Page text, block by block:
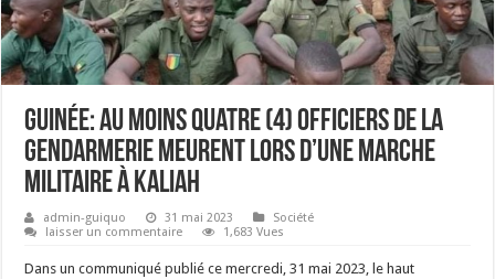
Guinée: Au moins quatre (4) officiers de la
gendarmerie meurent lors d’une marche
militaire à Kaliah
admin-guiquo 31 mai 2023
Société
laisser un commentaire
1,683 Vues
Dans un communiqué publié ce mercredi, 31 mai 2023, le haut